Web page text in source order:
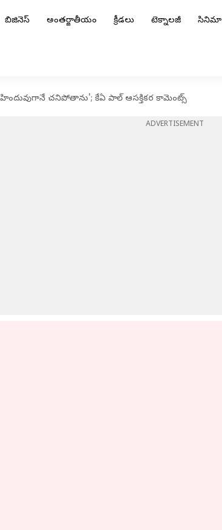
బిజినెస్ అంతర్జాతీయం క్రీడలు టెక్నాలజీ సినిమా
హిందువుగానే చనిపోతాను'; కేఏ పాల్ ఆసక్తికర కామెంట్స్
ADVERTISEMENT